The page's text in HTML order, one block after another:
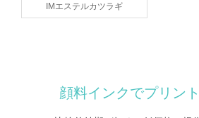
IMエステルカツラギ
顔料インクでプリン